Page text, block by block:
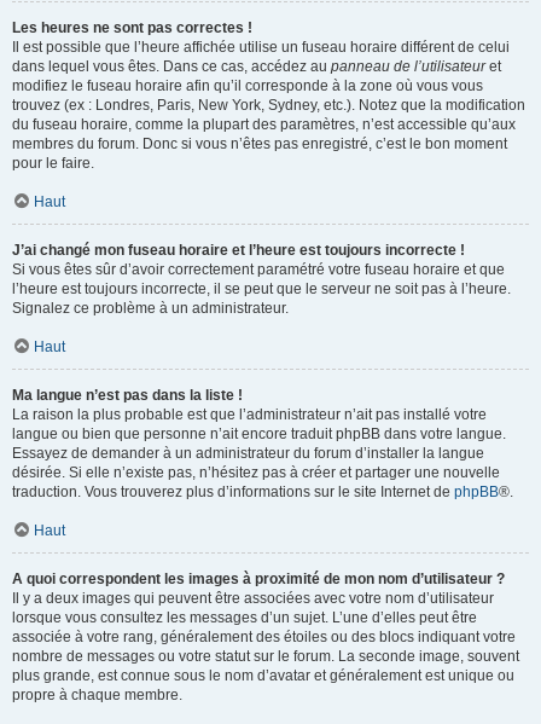
Les heures ne sont pas correctes !
Il est possible que l’heure affichée utilise un fuseau horaire différent de celui
dans lequel vous êtes. Dans ce cas, accédez au panneau de l’utilisateuret
modifiez le fuseau horaire afin qu’il corresponde à la zone où vous vous
trouvez (ex : Londres, Paris, New York, Sydney, etc.). Notez que la modification
du fuseau horaire, comme la plupart des paramètres, n’est accessible qu’aux
membres du forum. Donc si vous n’êtes pas enregistré, c’est le bon moment
pour le faire.
Haut
J’ai changé mon fuseau horaire et l’heure est toujours incorrecte !
Si vous êtes sûr d’avoir correctement paramétré votre fuseau horaire et que
l’heure est toujours incorrecte, il se peut que le serveur ne soit pas à l’heure.
Signalez ce problème à un administrateur.
Haut
Ma langue n’est pas dans la liste !
La raison la plus probable est que l’administrateur n’ait pas installé votre
langue ou bien que personne n’ait encore traduit phpBB dans votre langue.
Essayez de demander à un administrateur du forum d’installer la langue
désirée. Si elle n’existe pas, n’hésitez pas à créer et partager une nouvelle
traduction. Vous trouverez plus d’informations sur le site Internet de phpBB®.
Haut
A quoi correspondent les images à proximité de mon nom d’utilisateur ?
Il y a deux images qui peuvent être associées avec votre nom d’utilisateur
lorsque vous consultez les messages d’un sujet. L’une d’elles peut être
associée à votre rang, généralement des étoiles ou des blocs indiquant votre
nombre de messages ou votre statut sur le forum. La seconde image, souvent
plus grande, est connue sous le nom d’avatar et généralement est unique ou
propre à chaque membre.